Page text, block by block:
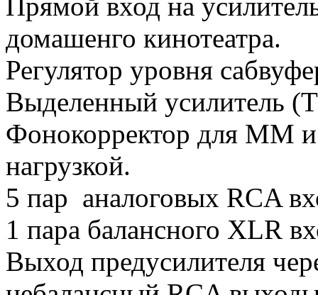
домашенго кинотеатра.
Регулятор уровня
Выделенный усилитель
Фонокорректор для ММ
нагрузкой.
5 пар аналоговых RCA
1 пара балансного XLR
Выход предусилителя